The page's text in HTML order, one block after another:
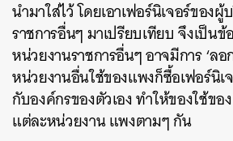
นำมาใส่ไว้ โดยเอาเฟอร์นิเจอร์ของ
ราชการอื่นๆ มาเปรียบเทียบ จึงเป็น
หน่วยงานราชการอื่นๆ อาจมีการ ‘ล
หน่วยงานอื่นใช้ของแพงก็ซื้อเฟอร์นิ
กับองค์กรของตัวเอง ทำให้ของใช้ขอ
แต่ละหน่วยงาน แพงตามๆ กัน